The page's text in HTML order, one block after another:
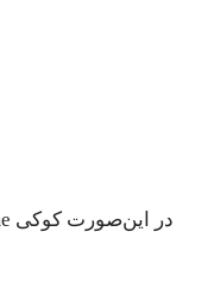
در این‌صورت کوکی cookie_name رمزگذاری نمی‌شود.